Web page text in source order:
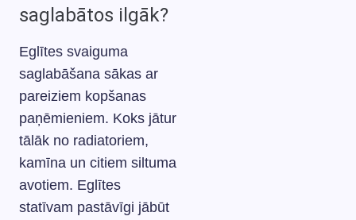
saglabātos ilgāk?
Eglītes svaiguma
saglabāšana sākas ar
pareiziem kopšanas
paņēmieniem. Koks jātur
tālāk no radiatoriem,
kamīna un citiem siltuma
avotiem. Eglītes
statīvam pastāvīgi jābūt